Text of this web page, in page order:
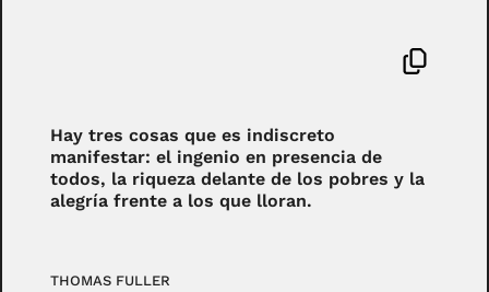
Hay tres cosas que es indiscreto
manifestar: el ingenio en presencia de
todos, la riqueza delante de los pobres y la
alegría frente a los que lloran.
THOMAS FULLER